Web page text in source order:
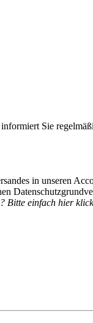
Sie
in unseren
Bitte einfach hier